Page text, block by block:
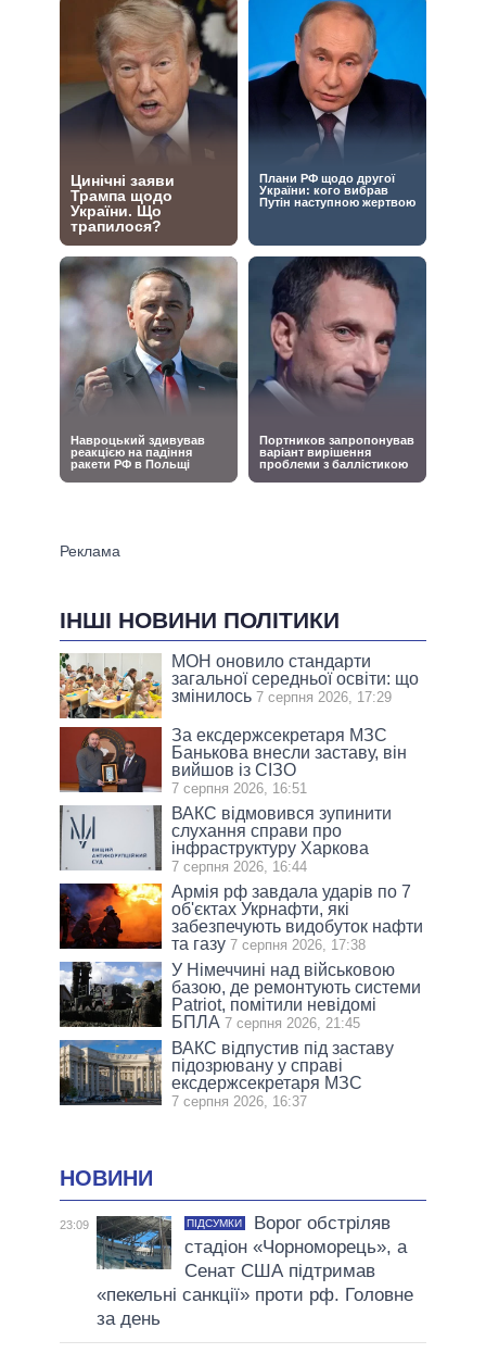
ІНШІ НОВИНИ ПОЛІТИКИ
МОН оновило стандарти
загальної середньої освіти: що
змінилось 7 серпня 2026, 17:29
За ексдержсекретаря МЗС
Банькова внесли заставу, він
вийшов із СІЗО
7 серпня 2026, 16:51
ВАКС відмовився зупинити
слухання справи про
інфраструктуру Харкова
7 серпня 2026, 16:44
Армія рф завдала ударів по 7
об'єктах Укрнафти, які
забезпечують видобуток нафти
та газу 7 серпня 2026, 17:38
У Німеччині над військовою
базою, де ремонтують системи
Patriot, помітили невідомі
БПЛА 7 серпня 2026, 21:45
ВАКС відпустив під заставу
підозрювану у справі
ексдержсекретаря МЗС
7 серпня 2026, 16:37
НОВИНИ
23:09 ПІДСУМКИ
Ворог обстріляв
стадіон «Чорноморець», а
Сенат США підтримав
«пекельні санкції» проти рф. Головне
за день